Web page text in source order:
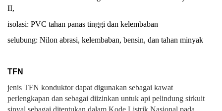
II,
isolasi: PVC tahan panas tinggi dan kelembaban
selubung: Nilon abrasi, kelembaban, bensin, dan tahan minyak
TFN
jenis TFN konduktor dapat digunakan sebagai kawat
perlengkapan dan sebagai diizinkan untuk api pelindung sirkuit
sinyal sebagai ditentukan dalam Kode Listrik Nasional pada